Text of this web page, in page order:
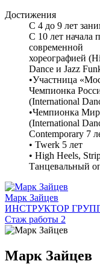
Достижения
С 4 до 9 лет
С 10 лет начала
современной
хореографией
Dance и Jazz
•Участница
Чемпионка
(International
•Чемпионка
(International
Contemporary 7
• Twerk 5 лет
• High Heels,
Танцевальный
Марк Зайцев
ИНСТРУКТОР
Стаж работы 2
Марк Зайцев